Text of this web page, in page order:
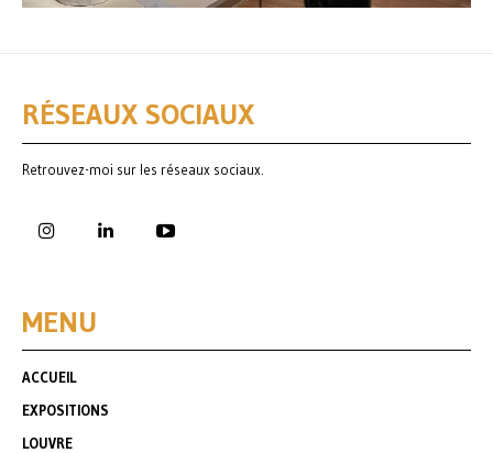
RÉSEAUX SOCIAUX
Retrouvez-moi sur les réseaux sociaux.
MENU
ACCUEIL
EXPOSITIONS
LOUVRE